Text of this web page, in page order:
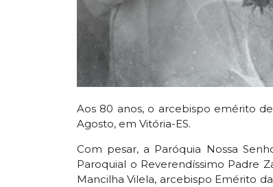
Aos 80 anos, o arcebispo emérito
Agosto, em Vitória-ES.
Com pesar, a Paróquia Nossa
Paroquial o Reverendíssimo Padre
Mancilha Vilela, arcebispo Emérito